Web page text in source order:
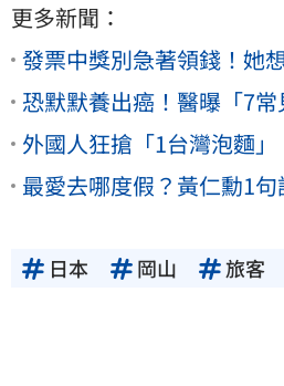
更多新聞：
發票中獎別急著領錢！她
恐默默養出癌！醫曝「7
外國人狂搶「1台灣泡麵
最愛去哪度假？黃仁勳1
日本 岡山 旅客